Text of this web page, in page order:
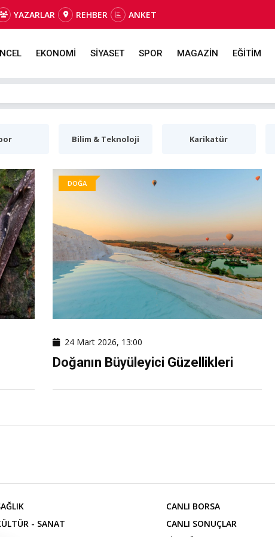
YAZARLAR REHBER ANKET
EKONOMİ SİYASET SPOR MAGAZİN EĞİTİM
Bilim & Teknoloji Karikatür
DOĞA
24 Mart 2026, 13:00
Doğanın Büyüleyici Güzellikleri
- SANAT
CANLI BORSA
CANLI SONUÇLAR